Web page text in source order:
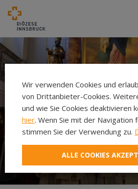
Ministrieren
Wir verwenden Cookies und
von Drittanbieter-Cookies.
und wie Sie Cookies deaktivieren
hier. Wenn Sie mit der Navigation
stimmen Sie der Verwendung zu.
ALLE COOKIES